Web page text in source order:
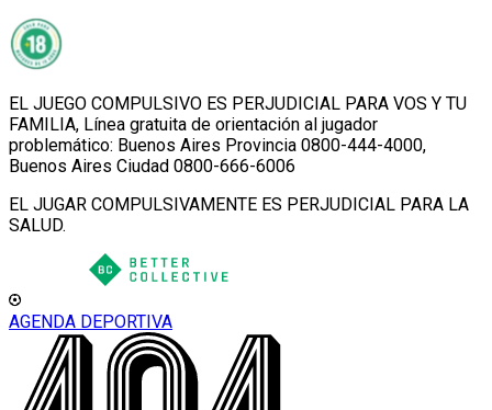
EL JUEGO COMPULSIVO ES PERJUDICIAL PARA VOS Y TU
FAMILIA, Línea gratuita de orientación al jugador
problemático: Buenos Aires Provincia 0800-444-4000,
Buenos Aires Ciudad 0800-666-6006
EL JUGAR COMPULSIVAMENTE ES PERJUDICIAL PARA LA
SALUD.
AGENDA DEPORTIVA